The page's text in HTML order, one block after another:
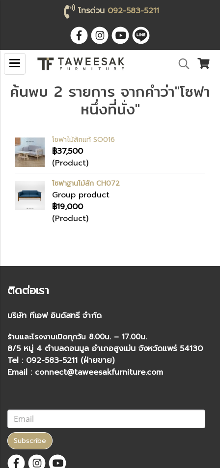
โทรด่วน 092-583-5211
ค้นพบ 2 รายการ จากคำว่า"โซฟา
หนึ่งที่นั่ง"
โซฟาไม้สักแท้ SO016
฿37,500
(Product)
โซฟาฐานไม้สัก CH072
Group product
฿19,000
(Product)
ติดต่อเรา
บริษัท ทีเอฟ อินดัสทรี จำกัด
ร้านและโรงงานเปิดทุกวัน 8.00น. – 17.00น.
8/5 หมู่ 4 ตำบลดอนมูล อำเภอสูงเม่น จังหวัดแพร่ 54130
Tel : 092-583-5211 (ฝ่ายขาย)
Email : connect@taweesakfurniture.com
Subscribe